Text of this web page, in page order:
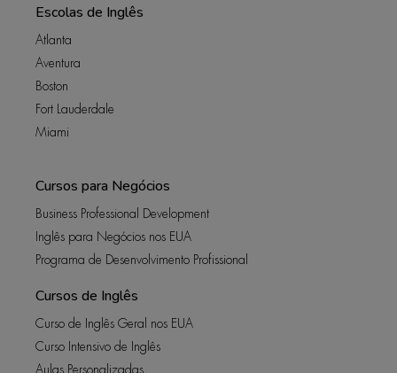
Escolas de Inglês
Atlanta
Aventura
Boston
Fort Lauderdale
Miami
Cursos para Negócios
Business Professional Development
Inglês para Negócios nos EUA
Programa de Desenvolvimento Profissional
Cursos de Inglês
Curso de Inglês Geral nos EUA
Curso Intensivo de Inglês
Aulas Personalizadas